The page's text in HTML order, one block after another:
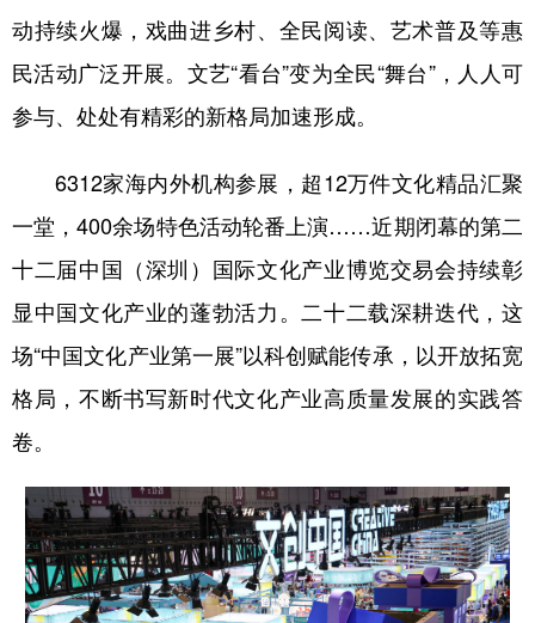
动持续火爆，戏曲进乡村、全民阅读、艺术普及等惠
民活动广泛开展。文艺“看台”变为全民“舞台”，人人可
参与、处处有精彩的新格局加速形成。
6312家海内外机构参展，超12万件文化精品汇聚
一堂，400余场特色活动轮番上演……近期闭幕的第二
十二届中国（深圳）国际文化产业博览交易会持续彰
显中国文化产业的蓬勃活力。二十二载深耕迭代，这
场“中国文化产业第一展”以科创赋能传承，以开放拓宽
格局，不断书写新时代文化产业高质量发展的实践答
卷。